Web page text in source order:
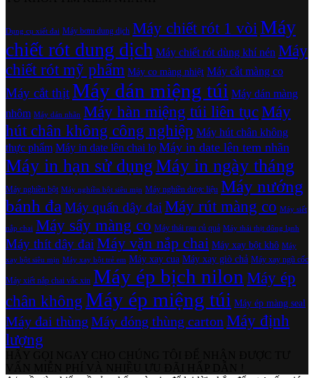
Dụng cụ xiết đai Máy bơm dung dịch Máy chiết rót 1 vòiMáy
chiết rót dung dịch Máy chiết rót dùng khí nén Máy
chiết rót mỹ phẩm Máy co màng nhiệt Máy cắt màng co
Máy cắt thịtMáy dán miệng túi Máy dán màng
nhôm Máy dán nhãn Máy hàn miệng túi liên tụcMáy
hút chân không công nghiệp Máy hút chân không
thực phẩm Máy in date lên chai lọ Máy in date lên tem nhãn
Máy in hạn sử dụngMáy in ngày tháng
Máy nghiền bột Máy nghiền bột siêu mịn Máy nghiền dược liệu Máy nướng
bánh đa Máy quấn dây đai Máy rút màng co Máy siết
nắp chai Máy sấy màng co Máy thái rau củ quả Máy thái thịt đông lạnh
Máy thít dây đai Máy vặn nắp chai Máy xay bột khô Máy
xay bột siêu mịn Máy xay bột trẻ em Máy xay cua Máy xay giò chả Máy xay ngũ cốc
Máy xiết nắp chai vắc xin Máy ép bịch nilon Máy ép
chân không Máy ép miệng túi Máy ép màng seal
Máy đai thùng Máy đóng thùng carton Máy định
lượng